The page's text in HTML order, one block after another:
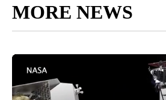
MORE NEWS